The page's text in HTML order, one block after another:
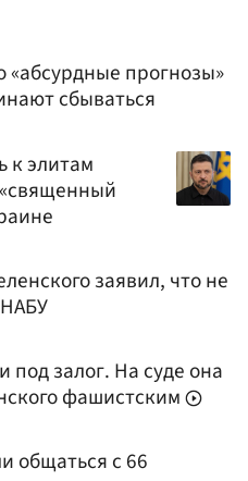
«абсурдные прогнозы»
сбываться
к элитам
заявил, что не
под залог. На суде она
фашистским
общаться с 66